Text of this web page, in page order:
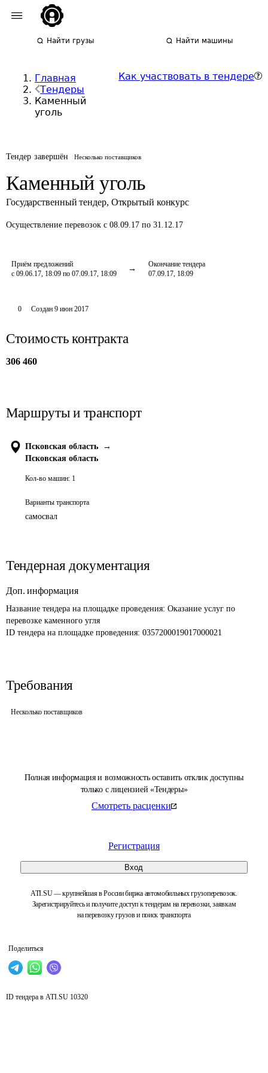
Найти грузы Найти машины
Главная
Тендеры
Каменный
уголь
Как участвовать в тендере
Тендер завершён Несколько поставщиков
Каменный уголь
Государственный тендер, Открытый конкурс
Осуществление перевозок с 08.09.17 по 31.12.17
Приём предложений
с 09.06.17, 18:09 по 07.09.17, 18:09
Окончание тендера
07.09.17, 18:09
Полная информация и возможность оставить отклик доступны
только с лицензией «Тендеры»
Смотреть расценки
Регистрация
Вход
ATI.SU — крупнейшая в России биржа автомобильных грузоперевозок.
Зарегистрируйтесь и получите доступ к тендерам на перевозки, заявкам
на перевозку грузов и поиск транспорта
Поделиться
0 Создан 9 июн 2017
Стоимость контракта
306 460
Маршруты и транспорт
Псковская область
→
Псковская область
Кол-во машин: 1
Варианты транспорта
самосвал
Тендерная документация
Доп. информация
Название тендера на площадке проведения: Оказание услуг по
перевозке каменного угля
ID тендера на площадке проведения: 0357200019017000021
Требования
Несколько поставщиков
ID тендера в ATI.SU 10320